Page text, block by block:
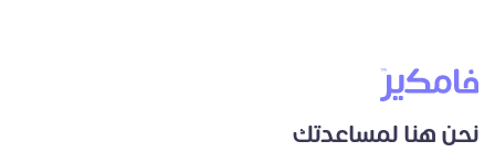
نحن هنا لمساعدتك